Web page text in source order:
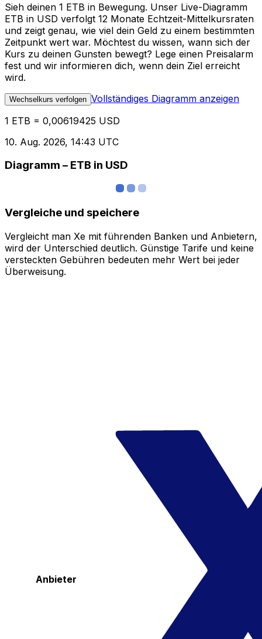
Sieh deinen 1 ETB in Bewegung. Unser Live-Diagramm
ETB in USD verfolgt 12 Monate Echtzeit-Mittelkursraten
und zeigt genau, wie viel dein Geld zu einem bestimmten
Zeitpunkt wert war. Möchtest du wissen, wann sich der
Kurs zu deinen Gunsten bewegt? Lege einen Preisalarm
fest und wir informieren dich, wenn dein Ziel erreicht
wird.
Wechselkurs verfolgen Vollständiges Diagramm anzeigen
1 ETB = 0,00619425 USD
10. Aug. 2026, 14:43 UTC
Diagramm – ETB in USD
Vergleiche und speichere
Vergleicht man Xe mit führenden Banken und Anbietern,
wird der Unterschied deutlich. Günstige Tarife und keine
versteckten Gebühren bedeuten mehr Wert bei jeder
Überweisung.
Anbieter